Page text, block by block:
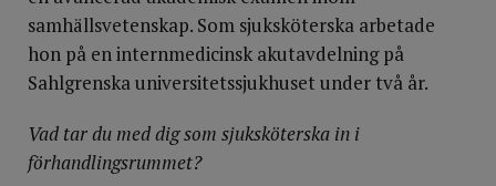
samhällsvetenskap. Som sjuksköterska arbetade
hon på en internmedicinsk akutavdelning på
Sahlgrenska universitetssjukhuset under två år.
Vad tar du med dig som sjuksköterska in i
förhandlingsrummet?